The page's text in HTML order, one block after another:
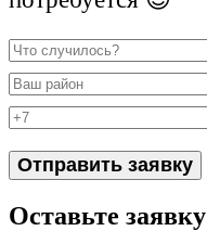
Отправить заявку
Оставьте заявку